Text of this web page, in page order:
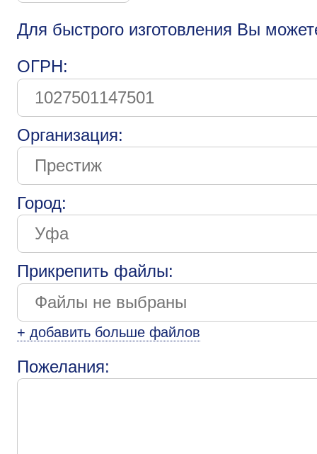
Для быстрого изготовления Вы
ОГРН:
Организация:
Город:
Прикрепить файлы:
+ добавить больше файлов
Пожелания: